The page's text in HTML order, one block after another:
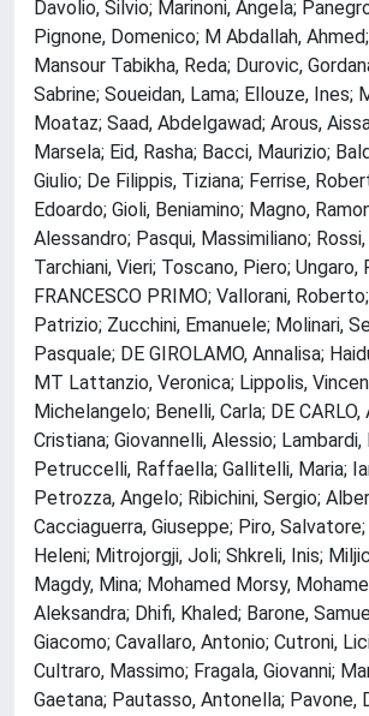
Davolio, Silvio; Marinoni, Angela;
Pignone, Domenico; M Abdallah,
Mansour Tabikha, Reda; Durovic,
Sabrine; Soueidan, Lama; Ellouze, Ines;
Moataz; Saad, Abdelgawad; Arous,
Marsela; Eid, Rasha; Bacci, Maurizio;
Giulio; De Filippis, Tiziana; Ferrise,
Edoardo; Gioli, Beniamino; Magno,
Alessandro; Pasqui, Massimiliano;
Tarchiani, Vieri; Toscano, Piero; Ungaro,
FRANCESCO PRIMO; Vallorani,
Patrizio; Zucchini, Emanuele; Molinari,
Pasquale; DE GIROLAMO, Annalisa;
MT Lattanzio, Veronica; Lippolis,
Michelangelo; Benelli, Carla; DE CARLO,
Cristiana; Giovannelli, Alessio; Lambardi,
Petruccelli, Raffaella; Gallitelli, Maria;
Petrozza, Angelo; Ribichini, Sergio;
Cacciaguerra, Giuseppe; Piro,
Heleni; Mitrojorgji, Joli; Shkreli, Inis;
Magdy, Mina; Mohamed Morsy,
Aleksandra; Dhifi, Khaled; Barone,
Giacomo; Cavallaro, Antonio; Cutroni,
Cultraro, Massimo; Fragala, Giovanni;
Gaetana; Pautasso, Antonella; Pavone,